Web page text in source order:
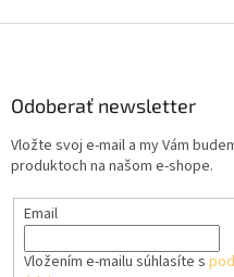
Odoberať newsletter
Vložte svoj e-mail a my Vám
produktoch na našom e-shope.
Email
Vložením e-mailu súhlasíte s